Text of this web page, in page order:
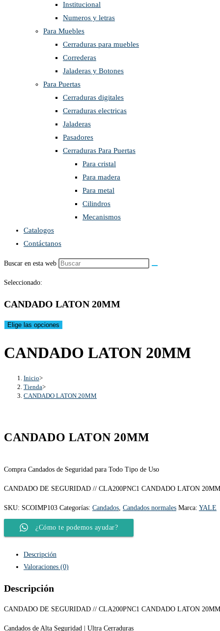
Institucional
Numeros y letras
Para Muebles
Cerraduras para muebles
Correderas
Jaladeras y Botones
Para Puertas
Cerraduras digitales
Cerraduras electricas
Jaladeras
Pasadores
Cerraduras Para Puertas
Para cristal
Para madera
Para metal
Cilindros
Mecanismos
Catalogos
Contáctanos
Buscar en esta web
Seleccionado:
CANDADO LATON 20MM
Elige las opciones
CANDADO LATON 20MM
Inicio>
Tienda>
CANDADO LATON 20MM
CANDADO LATON 20MM
Compra Candados de Seguridad para Todo Tipo de Uso
CANDADO DE SEGURIDAD // CLA200PNC1 CANDADO LATON
SKU: SCOIMP103 Categorías: Candados Candados normales Marca: YALE
¿Cómo te podemos ayudar?
Descripción
Valoraciones (0)
Descripción
CANDADO DE SEGURIDAD // CLA200PNC1 CANDADO LATON
Candados de Alta Seguridad | Ultra Cerraduras